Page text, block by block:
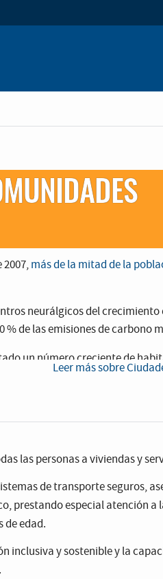
más de la mitad de la
neurálgicos del
de las emisiones de carbono
un número creciente de
agua y saneamiento,
las zonas urbanas pobres y
la FAO, advirtió de
los residentes pobres y
Leer más sobre
las personas a viviendas y
de transporte seguros,
prestando especial atención a
de edad.
inclusiva y sostenible y la